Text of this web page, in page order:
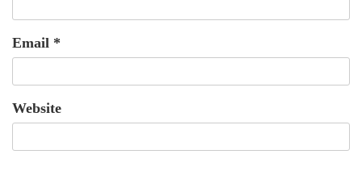
Email *
Website